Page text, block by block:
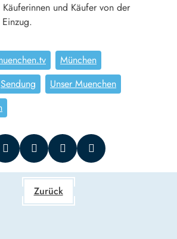
und Käufer von der
München
Sendung
Unser Muenchen
Zurück